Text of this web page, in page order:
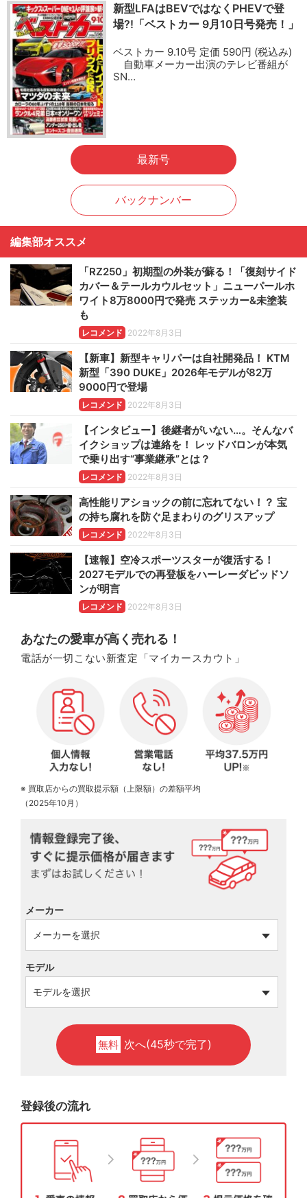
新型LFAはBEVではなくPHEVで登
場?!「ベストカー 9月10日号発売！」
ベストカー 9.10号 定価 590円 (税込み)
自動車メーカー出演のテレビ番組が
SN…
最新号
バックナンバー
編集部オススメ
「RZ250」初期型の外装が蘇る！「復刻サイド
カバー＆テールカウルセット」ニューパールホ
ワイト8万8000円で発売 ステッカー&未塗装
も
レコメンド 2022年8月3日
【新車】新型キャリパーは自社開発品！ KTM
新型「390 DUKE」2026年モデルが82万
9000円で登場
レコメンド 2022年8月3日
【インタビュー】後継者がいない…。そんなバ
イクショップは連絡を！ レッドバロンが本気
で乗り出す“事業継承”とは？
レコメンド 2022年8月3日
高性能リアショックの前に忘れてない！？ 宝
の持ち腐れを防ぐ足まわりのグリスアップ
レコメンド 2022年8月3日
【速報】空冷スポーツスターが復活する！
2027モデルでの再登板をハーレーダビッドソ
ンが明言
レコメンド 2022年8月3日
あなたの愛車が高く売れる！
電話が一切こない新査定「マイカースカウト」
※ 買取店からの買取提示額（上限額）の差額平均
（2025年10月）
メーカー
モデル
無料 次へ(45秒で完了)
登録後の流れ